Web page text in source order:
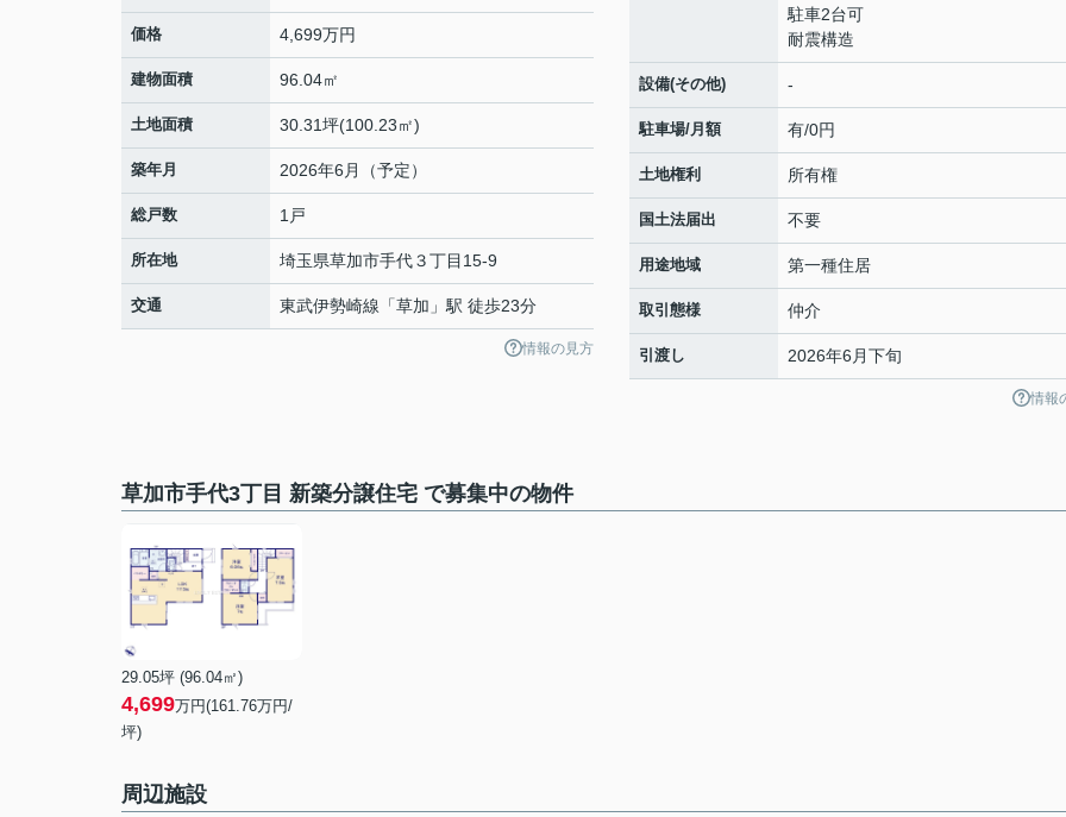
価格 4,699万円
建物面積 96.04㎡
土地面積 30.31坪(100.23㎡)
築年月 2026年6月（予定）
総戸数 1戸
所在地 埼玉県草加市手代３丁目15-9
交通 東武伊勢崎線 「草加 」駅 徒歩23分
情報の見方
駐車2台可
耐震構造
設備(その他) -
駐車場/月額 有/0円
土地権利 所有権
国土法届出 不要
用途地域 第一種住居
取引態様 仲介
引渡し 2026年6月下旬
情報
草加市手代3丁目 新築分譲住宅 で募集中の物件
29.05坪 (96.04㎡)
4,699万円(161.76万円/
坪)
周辺施設